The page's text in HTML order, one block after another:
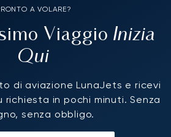
A VOLARE?
Viaggio Inizia
Qui
di aviazione LunaJets e ricevi
in pochi minuti. Senza
senza obbligo.